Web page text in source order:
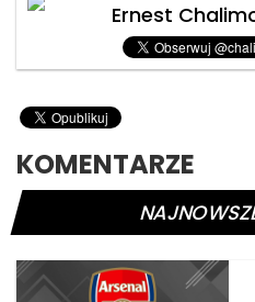
Ernest
KOMENTARZE